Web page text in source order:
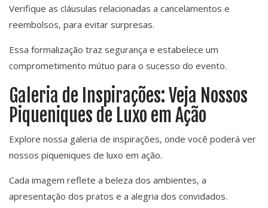
Verifique as cláusulas relacionadas a cancelamentos e
reembolsos, para evitar surpresas.
Essa formalização traz segurança e estabelece um
comprometimento mútuo para o sucesso do evento.
Galeria de Inspirações: Veja Nossos
Piqueniques de Luxo em Ação
Explore nossa galeria de inspirações, onde você poderá ver
nossos piqueniques de luxo em ação.
Cada imagem reflete a beleza dos ambientes, a
apresentação dos pratos e a alegria dos convidados.